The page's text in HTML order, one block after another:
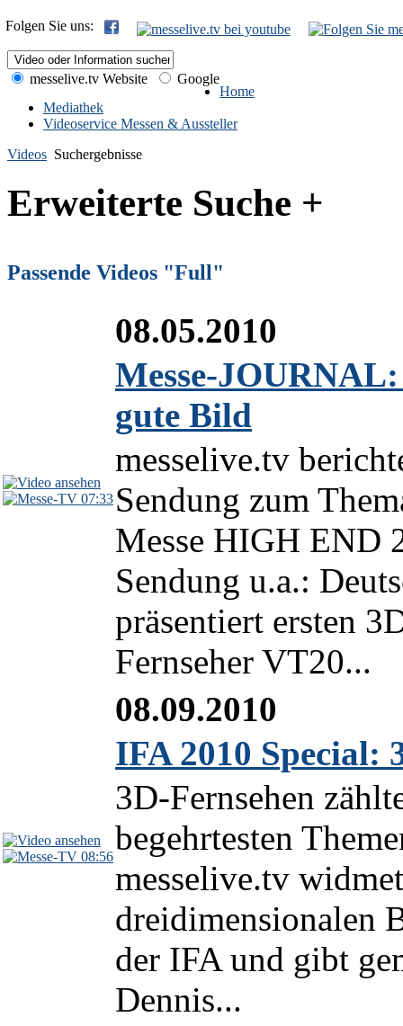
Folgen Sie uns:
messelive.tv Website
Google
Home
Mediathek
Videoservice Messen & Aussteller
Videos Suchergebnisse
Erweiterte Suche +
Passende Videos "Full"
07:33
08.05.2010
Messe-
gute Bild
messelive.tv
Sendung zum
Messe HIGH END
Sendung u.a.:
präsentiert ersten
Fernseher VT20...
08:56
08.09.2010
IFA 2010 Special:
3D-Fernsehen
begehrtesten
messelive.tv
dreidimensionalen
der IFA und gibt
Dennis...